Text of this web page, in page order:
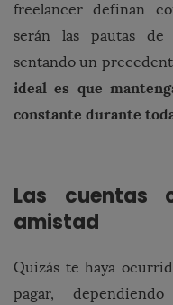
freelancer definan
serán las pautas de
sentando un
ideal es que
constante durante
Las cuentas
amistad
Quizás te haya
pagar,